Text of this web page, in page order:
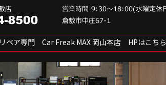
リペア専門 Car Freak MAX 岡山本店 HPはこちら